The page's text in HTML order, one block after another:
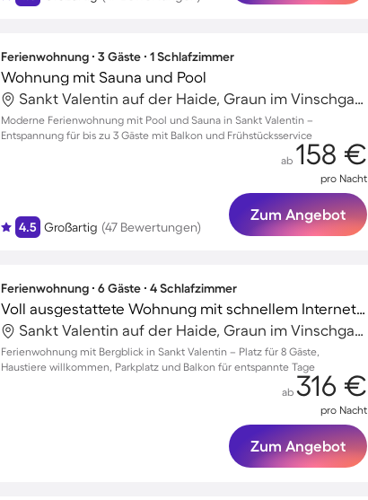
Ferienwohnung ∙ 3 Gäste ∙ 1 Schlafzimmer
Wohnung mit Sauna und Pool
Sankt Valentin auf der Haide, Graun im Vinschgau, Italien
Moderne Ferienwohnung mit Pool und Sauna in Sankt Valentin –
Entspannung für bis zu 3 Gäste mit Balkon und Frühstücksservice
4.5 Großartig (47 Bewertungen)
ab 158 €
pro Nacht
Zum Angebot
Ferienwohnung ∙ 6 Gäste ∙ 4 Schlafzimmer
Voll ausgestattete Wohnung mit schnellem Internet | Bergblick | Nah am Skifahren | Ideal für Homeoffice | Hunde erlaubt
Sankt Valentin auf der Haide, Graun im Vinschgau, Italien
Ferienwohnung mit Bergblick in Sankt Valentin – Platz für 8 Gäste,
Haustiere willkommen, Parkplatz und Balkon für entspannte Tage
ab 316 €
pro Nacht
Zum Angebot